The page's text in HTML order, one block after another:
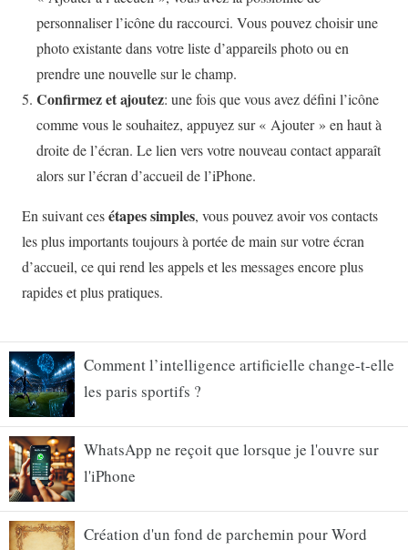
Comment l’intelligence artificielle change-t-elle
les paris sportifs ?
WhatsApp ne reçoit que lorsque je l'ouvre sur
l'iPhone
Création d'un fond de parchemin pour Word